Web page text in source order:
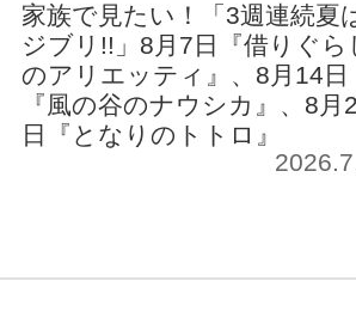
家族で見たい！「3週連続夏
ジブリ!!」8月7日『借りぐら
のアリエッティ』、8月14日
『風の谷のナウシカ』、8月
日『となりのトトロ』